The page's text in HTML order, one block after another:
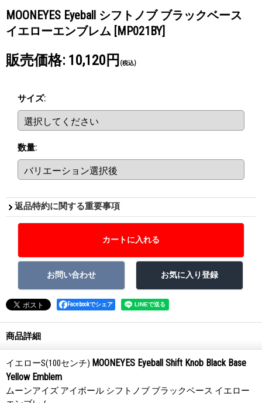
MOONEYES Eyeball シフトノブ ブラックベース
イエローエンブレム [MP021BY]
販売価格: 10,120円 (税込)
サイズ:
数量:
返品特約に関する重要事項
Facebookでシェア
商品詳細
イエローS(100センチ) MOONEYES Eyeball Shift Knob Black Base
Yellow Emblem
ムーンアイズ アイボール シフトノブ ブラックベース イエロー